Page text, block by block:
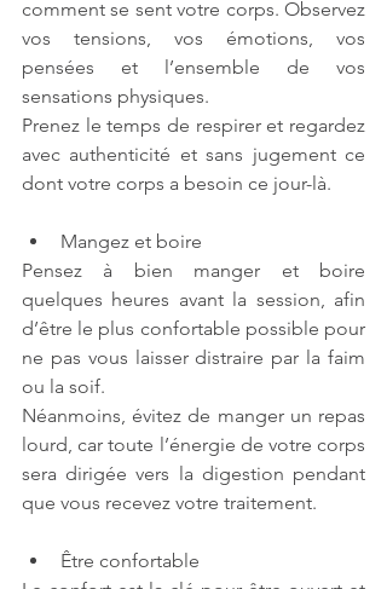
comment se sent votre corps. Observez
vos tensions, vos émotions, vos
pensées et l’ensemble de vos
sensations physiques.
Prenez le temps de respirer et regardez
avec authenticité et sans jugement ce
dont votre corps a besoin ce jour-là.
Mangez et boire
Pensez à bien manger et boire
quelques heures avant la session, afin
d’être le plus confortable possible pour
ne pas vous laisser distraire par la faim
ou la soif.
Néanmoins, évitez de manger un repas
lourd, car toute l’énergie de votre corps
sera dirigée vers la digestion pendant
que vous recevez votre traitement.
Être confortable